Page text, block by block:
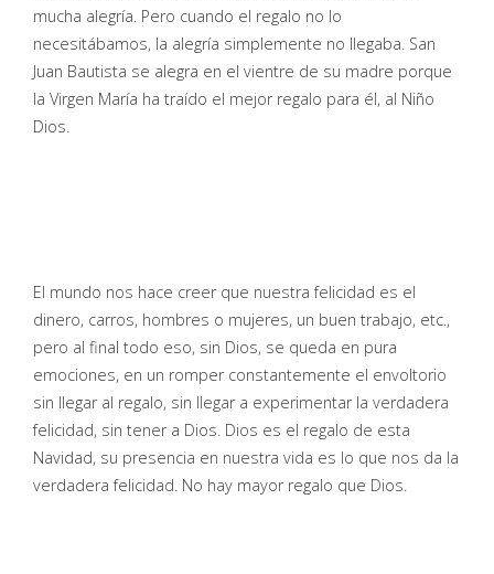
mucha alegría. Pero cuando el regalo no lo
necesitábamos, la alegría simplemente no llegaba. San
Juan Bautista se alegra en el vientre de su madre porque
la Virgen María ha traído el mejor regalo para él, al Niño
Dios.
El mundo nos hace creer que nuestra felicidad es el
dinero, carros, hombres o mujeres, un buen trabajo, etc.,
pero al final todo eso, sin Dios, se queda en pura
emociones, en un romper constantemente el envoltorio
sin llegar al regalo, sin llegar a experimentar la verdadera
felicidad, sin tener a Dios. Dios es el regalo de esta
Navidad, su presencia en nuestra vida es lo que nos da la
verdadera felicidad. No hay mayor regalo que Dios.